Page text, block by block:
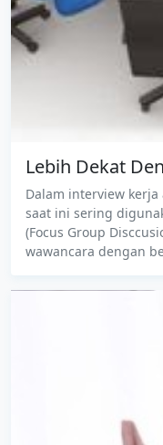
Lebih Dekat
Dalam interview
saat ini sering
(Focus Group
wawancara dengan